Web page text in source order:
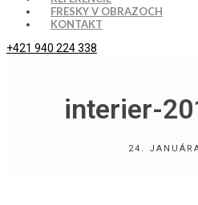
FRESKY V OBRAZOCH
KONTAKT
+421 940 224 338
interier-
24.